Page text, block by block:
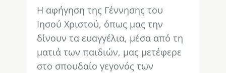
Η αφήγηση της Γέννησης του
Ιησού Χριστού, όπως μας την
δίνουν τα ευαγγέλια, μέσα από τη
ματιά των παιδιών, μας μετέφερε
στο σπουδαίο γεγονός των